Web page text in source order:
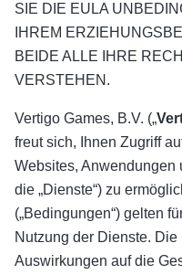
SIE DIE EULA
IHREM
BEIDE ALLE IHRE
VERSTEHEN.
Vertigo Games, B.V. („
freut sich, Ihnen Zugriff
Websites, Anwendungen
die „Dienste“) zu
(„Bedingungen“) gelten
Nutzung der Dienste.
Auswirkungen auf die